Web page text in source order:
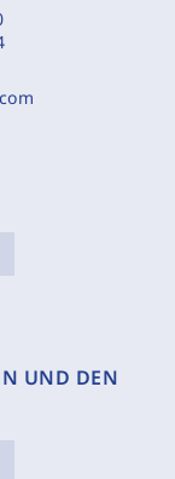
UND DEN